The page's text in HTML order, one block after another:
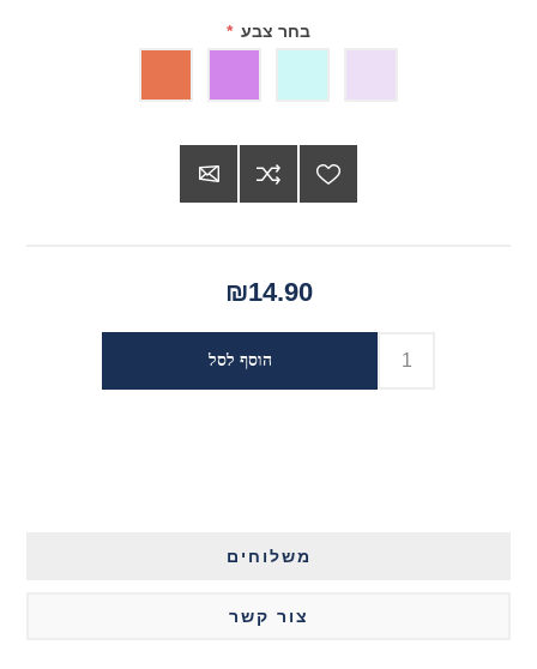
בחר צבע *
₪14.90
משלוחים
צור קשר